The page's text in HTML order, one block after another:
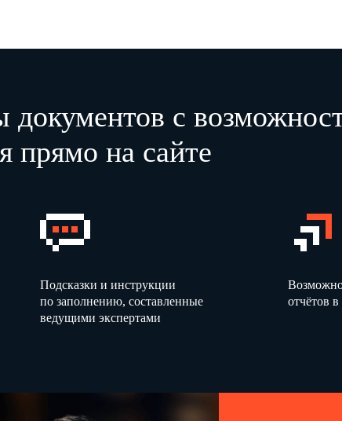
Сведения о
1 – учредитель (участник) юридического лица
2 – руководитель юридического лица – учредителя
документов с
прямо на сайте
Подсказки и инструкции
по заполнению, составленные
ведущими экспертами
отчётов